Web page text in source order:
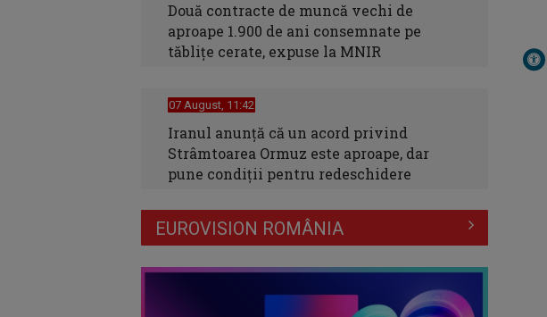
Două contracte de muncă vechi de
aproape 1.900 de ani consemnate pe
tăblițe cerate, expuse la MNIR
07 August, 11:42
Iranul anunță că un acord privind
Strâmtoarea Ormuz este aproape, dar
pune condiții pentru redeschidere
EUROVISION ROMÂNIA